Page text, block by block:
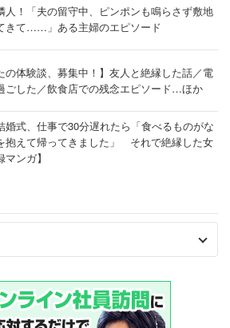
人！「夫の留守中、ピンポンも鳴らさず敷地
きて……」ある主婦のエピソード
の体験談、募集中！】友人と絶縁した話／電
ごした／飲食店での残念エピソード…ほか
婚式、仕事で30分遅れたら「食べるものがな
抱えて帰ってきました」 それで絶縁した女
ンガ】